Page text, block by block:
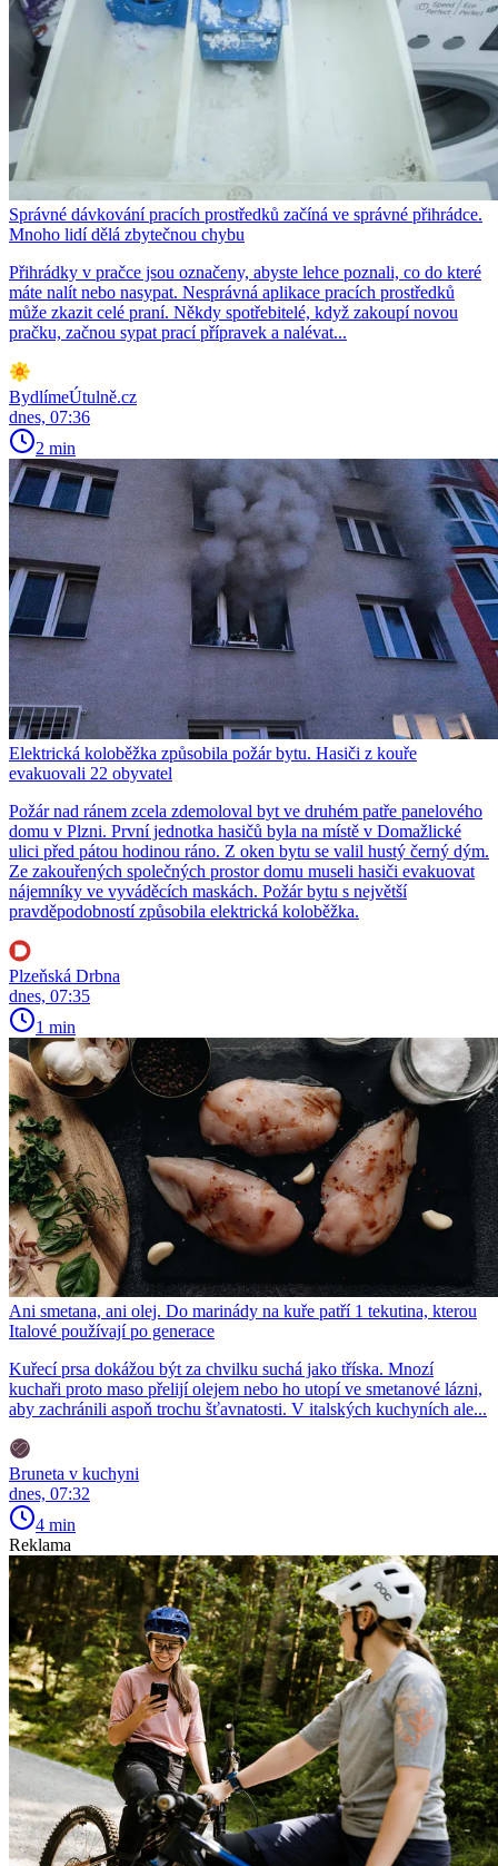
Správné dávkování pracích prostředků začíná ve správné přihrádce.
Mnoho lidí dělá zbytečnou chybu
Přihrádky v pračce jsou označeny, abyste lehce poznali, co do které
máte nalít nebo nasypat. Nesprávná aplikace pracích prostředků
může zkazit celé praní. Někdy spotřebitelé, když zakoupí novou
pračku, začnou sypat prací přípravek a nalévat...
BydlímeÚtulně.cz
dnes, 07:36
2 min
Elektrická koloběžka způsobila požár bytu. Hasiči z kouře
evakuovali 22 obyvatel
Požár nad ránem zcela zdemoloval byt ve druhém patře panelového
domu v Plzni. První jednotka hasičů byla na místě v Domažlické
ulici před pátou hodinou ráno. Z oken bytu se valil hustý černý dým.
Ze zakouřených společných prostor domu museli hasiči evakuovat
nájemníky ve vyváděcích maskách. Požár bytu s největší
pravděpodobností způsobila elektrická koloběžka.
Plzeňská Drbna
dnes, 07:35
1 min
Ani smetana, ani olej. Do marinády na kuře patří 1 tekutina, kterou
Italové používají po generace
Kuřecí prsa dokážou být za chvilku suchá jako tříska. Mnozí
kuchaři proto maso přelijí olejem nebo ho utopí ve smetanové lázni,
aby zachránili aspoň trochu šťavnatosti. V italských kuchyních ale...
Bruneta v kuchyni
dnes, 07:32
4 min
Reklama